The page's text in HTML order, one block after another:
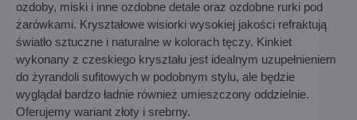
ozdoby, miski i inne ozdobne detale oraz ozdobne rurki pod
żarówkami. Kryształowe wisiorki wysokiej jakości refraktują
światło sztuczne i naturalne w kolorach tęczy. Kinkiet
wykonany z czeskiego kryształu jest idealnym uzupełnieniem
do żyrandoli sufitowych w podobnym stylu, ale będzie
wyglądał bardzo ładnie również umieszczony oddzielnie.
Oferujemy wariant złoty i srebrny.